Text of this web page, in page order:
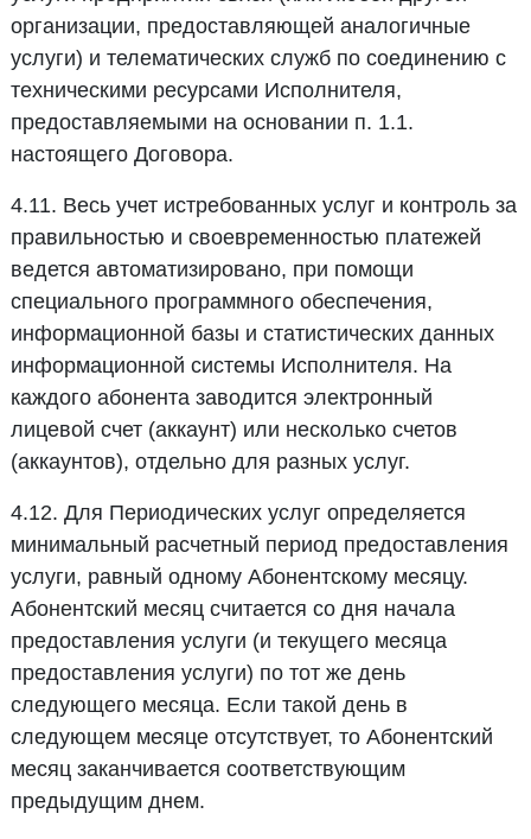
организации, предоставляющей аналогичные
услуги) и телематических служб по соединению с
техническими ресурсами Исполнителя,
предоставляемыми на основании п. 1.1.
настоящего Договора.
4.11. Весь учет истребованных услуг и контроль за
правильностью и своевременностью платежей
ведется автоматизировано, при помощи
специального программного обеспечения,
информационной базы и статистических данных
информационной системы Исполнителя. На
каждого абонента заводится электронный
лицевой счет (аккаунт) или несколько счетов
(аккаунтов), отдельно для разных услуг.
4.12. Для Периодических услуг определяется
минимальный расчетный период предоставления
услуги, равный одному Абонентскому месяцу.
Абонентский месяц считается со дня начала
предоставления услуги (и текущего месяца
предоставления услуги) по тот же день
следующего месяца. Если такой день в
следующем месяце отсутствует, то Абонентский
месяц заканчивается соответствующим
предыдущим днем.